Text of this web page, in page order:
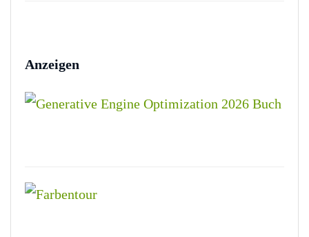
Anzeigen